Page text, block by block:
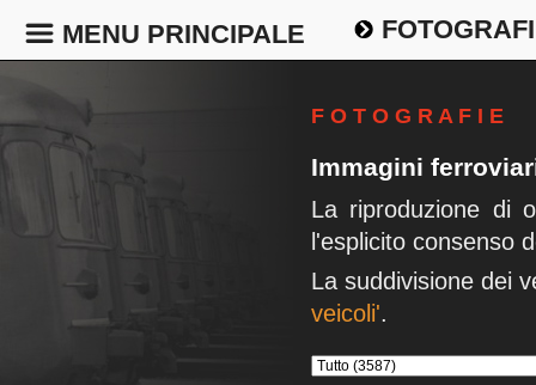
MENU PRINCIPALE
F O T O G R A F I E
Immagini
La riproduzione di
l'esplicito consenso
La suddivisione dei
veicoli'.